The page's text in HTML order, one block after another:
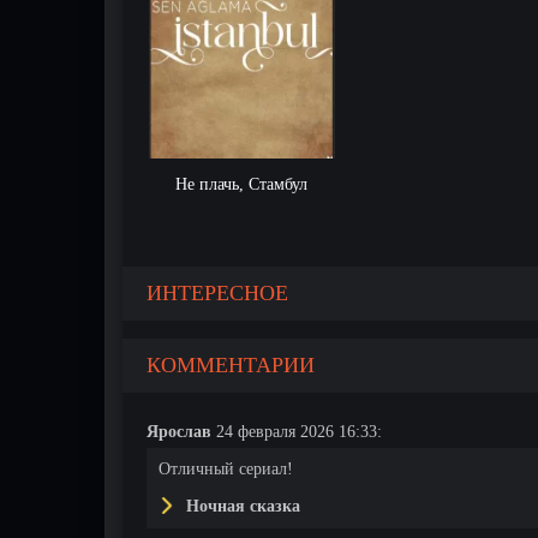
Не плачь, Стамбул
ИНТЕРЕСНОЕ
КОММЕНТАРИИ
Ярослав 24 февраля 2026 16:33:
Отличный сериал!
Ночная сказка